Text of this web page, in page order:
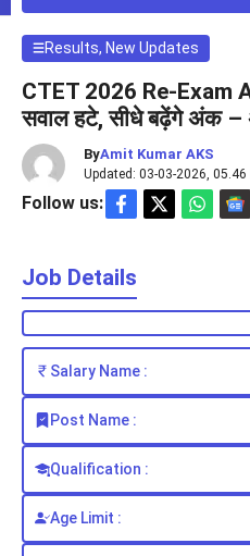
Results,New Updates
CTET 2026 Re-Exam
सवाल हटे, सीधे बढ़ेंगे अंक
ByAmit Kumar AKS
Updated: 03-03-2026, 05.46
Follow us:
Job Details
Salary Name :
Post Name :
Qualification :
Age Limit :